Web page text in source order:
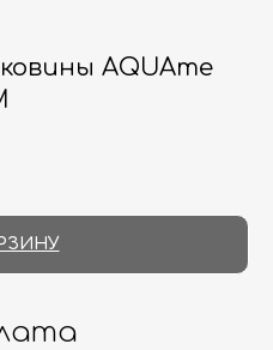
AQUAme